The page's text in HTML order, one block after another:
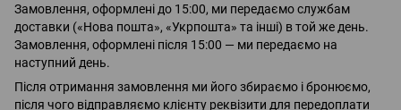
Замовлення, оформлені до 15:00, ми передаємо службам
доставки («Нова пошта», «Укрпошта» та інші) в той же день.
Замовлення, оформлені після 15:00 — ми передаємо на
наступний день.
Після отримання замовлення ми його збираємо і бронюємо,
після чого відправляємо клієнту реквізити для передоплати